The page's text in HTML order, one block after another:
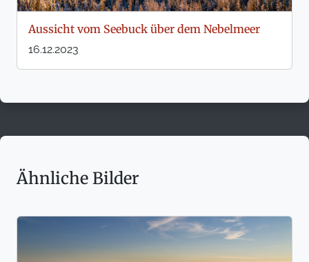
Aussicht vom Seebuck über dem Nebelmeer
16.12.2023
Ähnliche Bilder